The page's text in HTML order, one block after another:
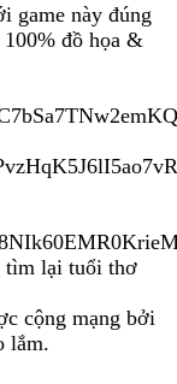
game này đúng
đồ họa &
tìm lại tuổi thơ
cộng mạng bởi
lắm.